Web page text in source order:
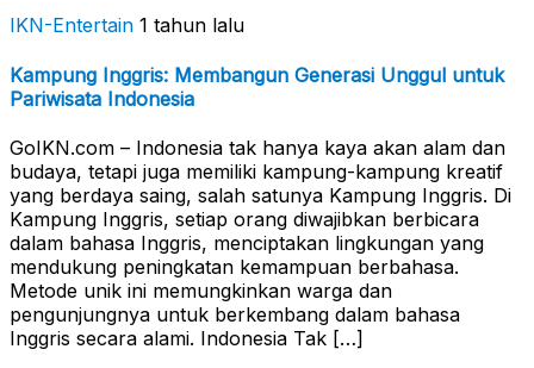
IKN-Entertain 1 tahun lalu
Kampung Inggris: Membangun Generasi Unggul untuk
Pariwisata Indonesia
GoIKN.com – Indonesia tak hanya kaya akan alam dan
budaya, tetapi juga memiliki kampung-kampung kreatif
yang berdaya saing, salah satunya Kampung Inggris. Di
Kampung Inggris, setiap orang diwajibkan berbicara
dalam bahasa Inggris, menciptakan lingkungan yang
mendukung peningkatan kemampuan berbahasa.
Metode unik ini memungkinkan warga dan
pengunjungnya untuk berkembang dalam bahasa
Inggris secara alami. Indonesia Tak […]